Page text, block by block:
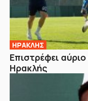
ΗΡΑΚΛΗΣ
Επιστρέφει
Ηρακλής